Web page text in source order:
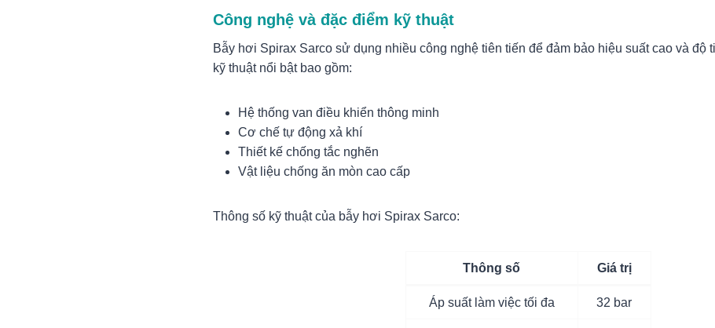
Công nghệ và đặc điểm kỹ thuật
Bẫy hơi Spirax Sarco sử dụng nhiều công nghệ tiên tiến để đảm bảo hiệu suất cao và độ
kỹ thuật nổi bật bao gồm:
Hệ thống van điều khiển thông minh
Cơ chế tự động xả khí
Thiết kế chống tắc nghẽn
Vật liệu chống ăn mòn cao cấp
Thông số kỹ thuật của bẫy hơi Spirax Sarco:
Thông số Giá trị
Áp suất làm việc tối đa 32 bar